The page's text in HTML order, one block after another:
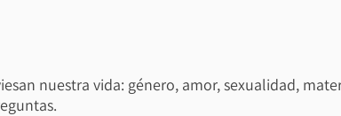
nuestra vida: género, amor, sexualidad,